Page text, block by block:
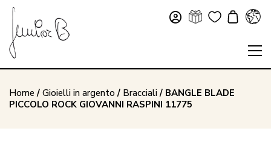
Home / Gioielli in argento / Bracciali/ BANGLE BLADE
PICCOLO ROCK GIOVANNI RASPINI 11775